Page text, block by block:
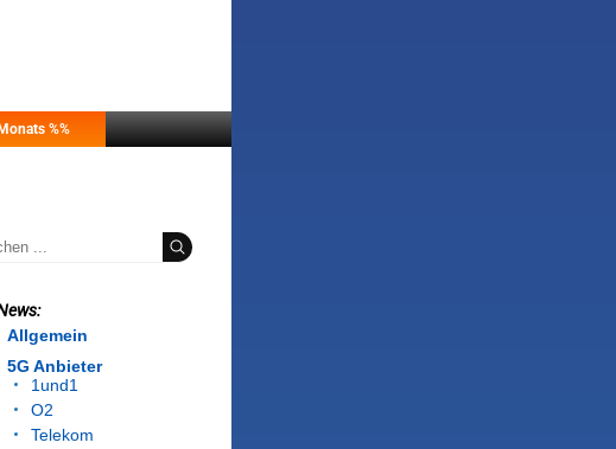
%%
Allgemein
5G Anbieter
1und1
O2
Telekom